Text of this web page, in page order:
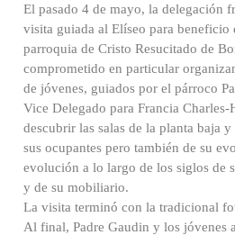
El pasado 4 de mayo, la delegación
visita guiada al Elíseo para beneficio
parroquia de Cristo Resucitado de
comprometido en particular
de jóvenes, guiados por el párroco
Vice Delegado para Francia
descubrir las salas de la planta baja
sus ocupantes pero también de su
evolución a lo largo de los siglos de
y de su mobiliario.
La visita terminó con la tradicional
Al final, Padre Gaudin y los jóvenes